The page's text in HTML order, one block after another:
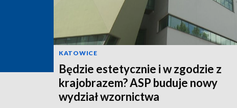
KATOWICE
Będzie estetycznie i w zgodzie z
krajobrazem? ASP buduje nowy
wydział wzornictwa